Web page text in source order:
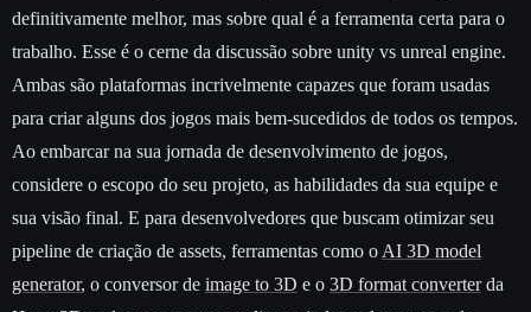
definitivamente melhor, mas sobre qual é a ferramenta certa para o
trabalho. Esse é o cerne da discussão sobre unity vs unreal engine.
Ambas são plataformas incrivelmente capazes que foram usadas
para criar alguns dos jogos mais bem-sucedidos de todos os tempos.
Ao embarcar na sua jornada de desenvolvimento de jogos,
considere o escopo do seu projeto, as habilidades da sua equipe e
sua visão final. E para desenvolvedores que buscam otimizar seu
pipeline de criação de assets, ferramentas como o AI 3D model
generator, o conversor de image to 3D e o 3D format converterda